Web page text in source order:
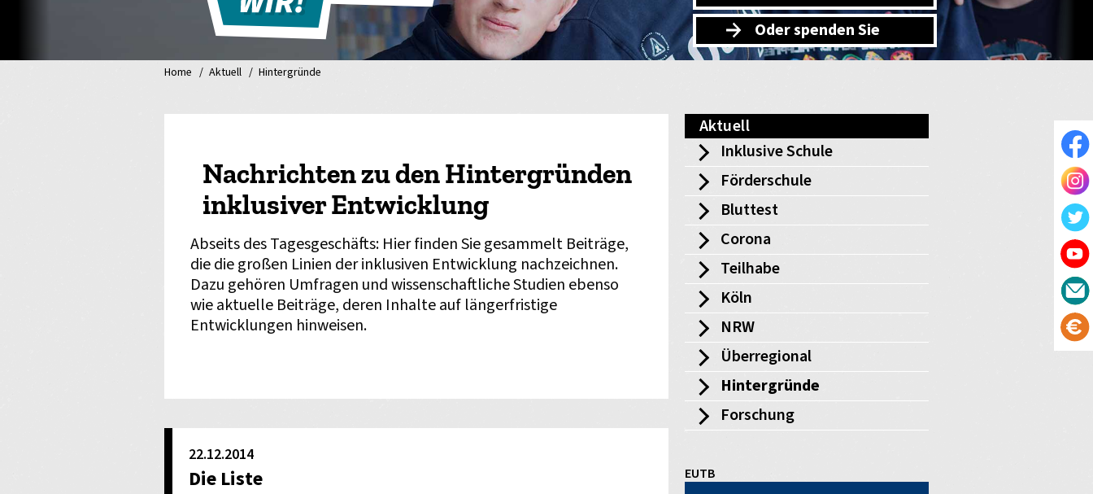
Oder spenden Sie
Home Aktuell Hintergründe
Nachrichten zu den Hintergründen
inklusiver Entwicklung
Abseits des Tagesgeschäfts: Hier finden Sie gesammelt Beiträge,
die die großen Linien der inklusiven Entwicklung nachzeichnen.
Dazu gehören Umfragen und wissenschaftliche Studien ebenso
wie aktuelle Beiträge, deren Inhalte auf längerfristige
Entwicklungen hinweisen.
22.12.2014
Die Liste
Aktuell
Inklusive Schule
Förderschule
Bluttest
Corona
Teilhabe
Köln
NRW
Überregional
Hintergründe
Forschung
EUTB